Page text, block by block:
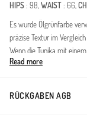
HIPS: 98,WAIST: 66,
Es wurde Ölgrünfarbe
präzise Textur im
Wenn die Tunika mit
schönen Anzug. Jede
Made in Türkiye
Read more
RÜCKGABEN AGB